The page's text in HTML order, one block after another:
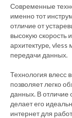
Современные
именно тот
отличие от
высокую скорость
архитектуре,
передачи данных.
Технология влесс
позволяет легко
данных. В отличие
делает его
интернет для